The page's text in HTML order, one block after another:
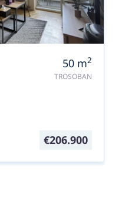
50 m2
TROSOBAN
€206.900